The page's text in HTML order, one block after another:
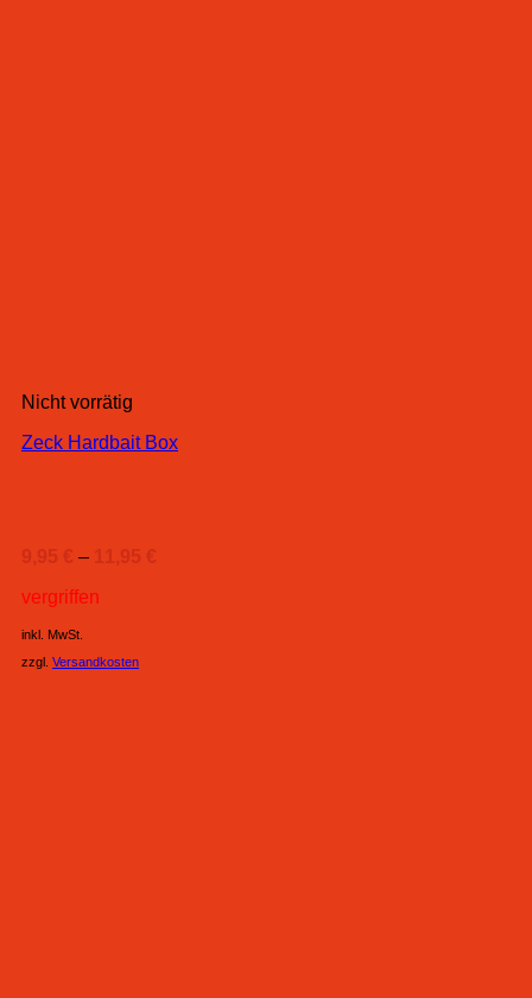
Nicht vorrätig
Zeck Hardbait Box
9,95 € – 11,95 €
vergriffen
inkl. MwSt.
zzgl. Versandkosten